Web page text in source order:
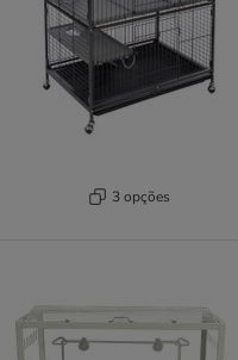
3 opções